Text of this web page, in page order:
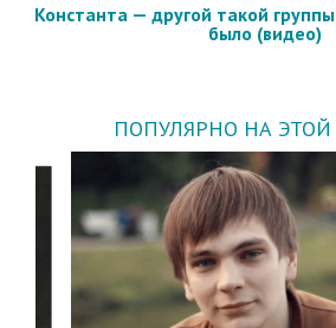
Константа — другой такой
было (видео)
ПОПУЛЯРНО НА